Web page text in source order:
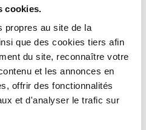
cookies.
propres au site de la
que des cookies tiers afin
du site, reconnaître votre
et les annonces en
offrir des fonctionnalités
et d'analyser le trafic sur
nos clients à obtenir
Notre objectif
en IA au Luxembourg